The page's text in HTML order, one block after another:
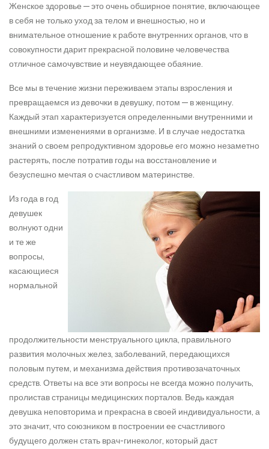
Женское здоровье — это очень обширное понятие, включающее
в себя не только уход за телом и внешностью, но и
внимательное отношение к работе внутренних органов, что в
совокупности дарит прекрасной половине человечества
отличное самочувствие и неувядающее обаяние.
Все мы в течение жизни переживаем этапы взросления и
превращаемся из девочки в девушку, потом — в женщину.
Каждый этап характеризуется определенными внутренними и
внешними изменениями в организме. И в случае недостатка
знаний о своем репродуктивном здоровье его можно незаметно
растерять, после потратив годы на восстановление и
безуспешно мечтая о счастливом материнстве.
Из года в год
девушек
волнуют одни
и те же
вопросы,
касающиеся
нормальной
продолжительности менструального цикла, правильного
развития молочных желез, заболеваний, передающихся
половым путем, и механизма действия противозачаточных
средств. Ответы на все эти вопросы не всегда можно получить,
пролистав страницы медицинских порталов. Ведь каждая
девушка неповторима и прекрасна в своей индивидуальности, а
это значит, что союзником в построении ее счастливого
будущего должен стать врач-гинеколог, который даст